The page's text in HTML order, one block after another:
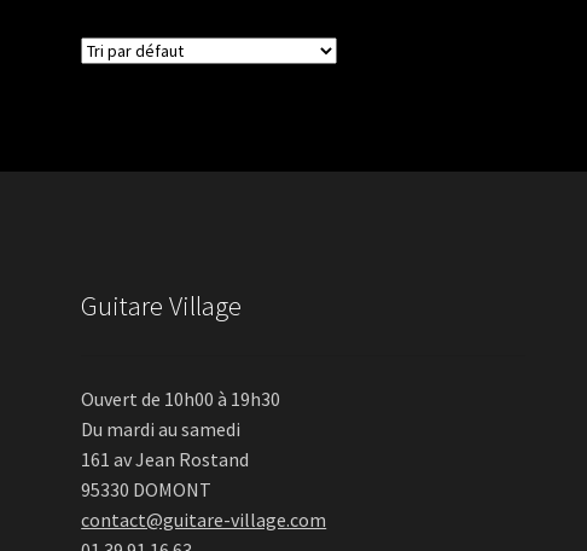
Guitare Village
Ouvert de 10h00 à 19h30
Du mardi au samedi
161 av Jean Rostand
95330 DOMONT
contact@guitare-village.com